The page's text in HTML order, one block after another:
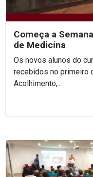
Começa a
de Medicina
Os novos alunos do
recebidos no primeiro
Acolhimento,...